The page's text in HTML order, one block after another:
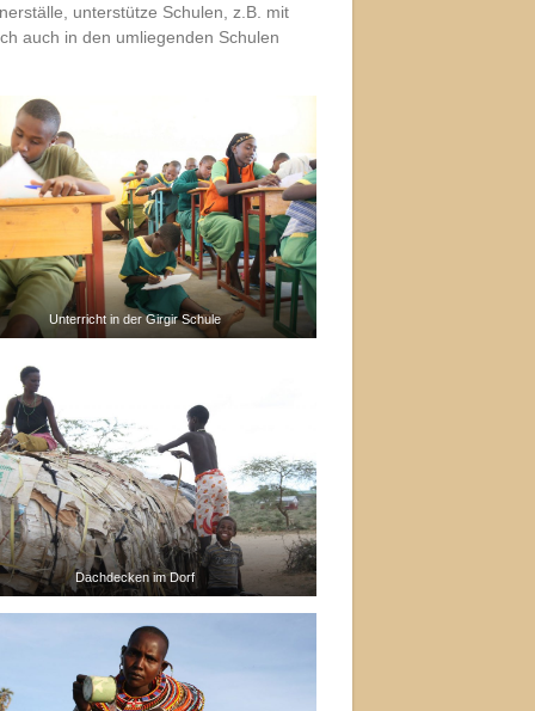
unterstütze Schulen, z.B. mit
auch in den umliegenden Schulen
Unterricht in der Girgir Schule
Dachdecken im Dorf